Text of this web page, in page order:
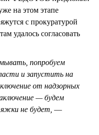
на этом этапе
с прокуратурой
удалось согласовать
попробуем
и запустить на
от надзорных
— будем
не будет, —